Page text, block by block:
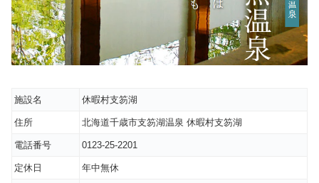
施設名 休暇村支笏湖
住所 北海道千歳市支笏湖温泉 休暇村支笏湖
電話番号 0123-25-2201
定休日 年中無休